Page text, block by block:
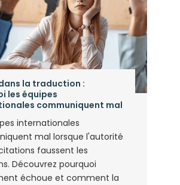
la traduction :
les équipes
communiquent mal
internationales
mal lorsque l'autorité
faussent les
Découvrez pourquoi
échoue et comment la